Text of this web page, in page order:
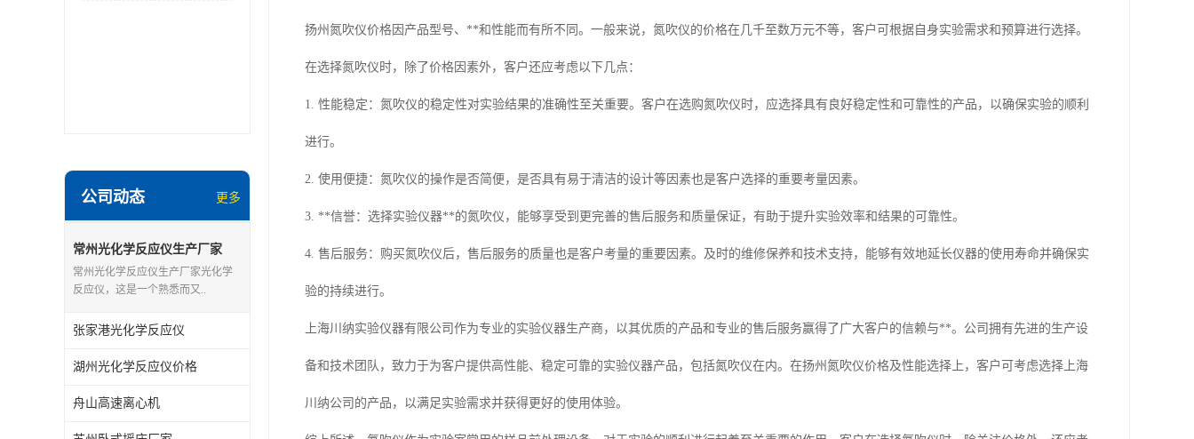
公司动态 更多
常州光化学反应仪生产厂家
常州光化学反应仪生产厂家光化学
反应仪，这是一个熟悉而又..
张家港光化学反应仪
湖州光化学反应仪价格
舟山高速离心机
扬州氮吹仪价格因产品型号、**和性能而有所不同。一般来说，氮吹仪的价格在几千至数万元不等，客户可根据自身实验需求和预算进行选择。
在选择氮吹仪时，除了价格因素外，客户还应考虑以下几点：
1. 性能稳定：氮吹仪的稳定性对实验结果的准确性至关重要。客户在选购氮吹仪时，应选择具有良好稳定性和可靠性的产品，以确保实验的顺利
进行。
2. 使用便捷：氮吹仪的操作是否简便，是否具有易于清洁的设计等因素也是客户选择的重要考量因素。
3. **信誉：选择实验仪器**的氮吹仪，能够享受到更完善的售后服务和质量保证，有助于提升实验效率和结果的可靠性。
4. 售后服务：购买氮吹仪后，售后服务的质量也是客户考量的重要因素。及时的维修保养和技术支持，能够有效地延长仪器的使用寿命并确保实
验的持续进行。
上海川纳实验仪器有限公司作为专业的实验仪器生产商，以其优质的产品和专业的售后服务赢得了广大客户的信赖与**。公司拥有先进的生产设
备和技术团队，致力于为客户提供高性能、稳定可靠的实验仪器产品，包括氮吹仪在内。在扬州氮吹仪价格及性能选择上，客户可考虑选择上海
川纳公司的产品，以满足实验需求并获得更好的使用体验。